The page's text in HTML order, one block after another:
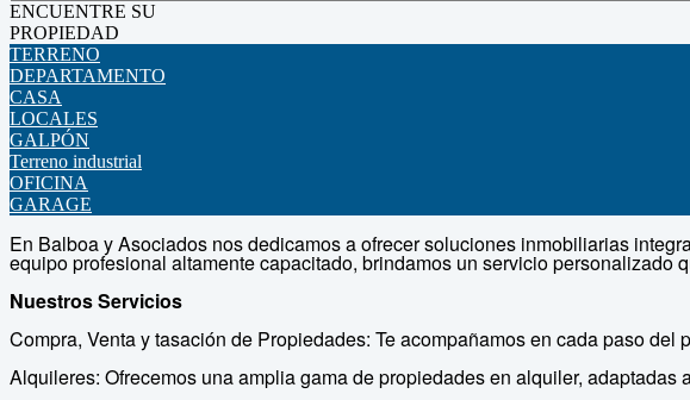
ENCUENTRE SU
PROPIEDAD
TERRENO
DEPARTAMENTO
CASA
LOCALES
GALPÓN
Terreno industrial
OFICINA
GARAGE
En Balboa y Asociados nos dedicamos a ofrecer soluciones inmobiliarias
equipo profesional altamente capacitado, brindamos un servicio
Nuestros Servicios
Compra, Venta y tasación de Propiedades: Te acompañamos en cada paso
Alquileres: Ofrecemos una amplia gama de propiedades en alquiler, adaptadas